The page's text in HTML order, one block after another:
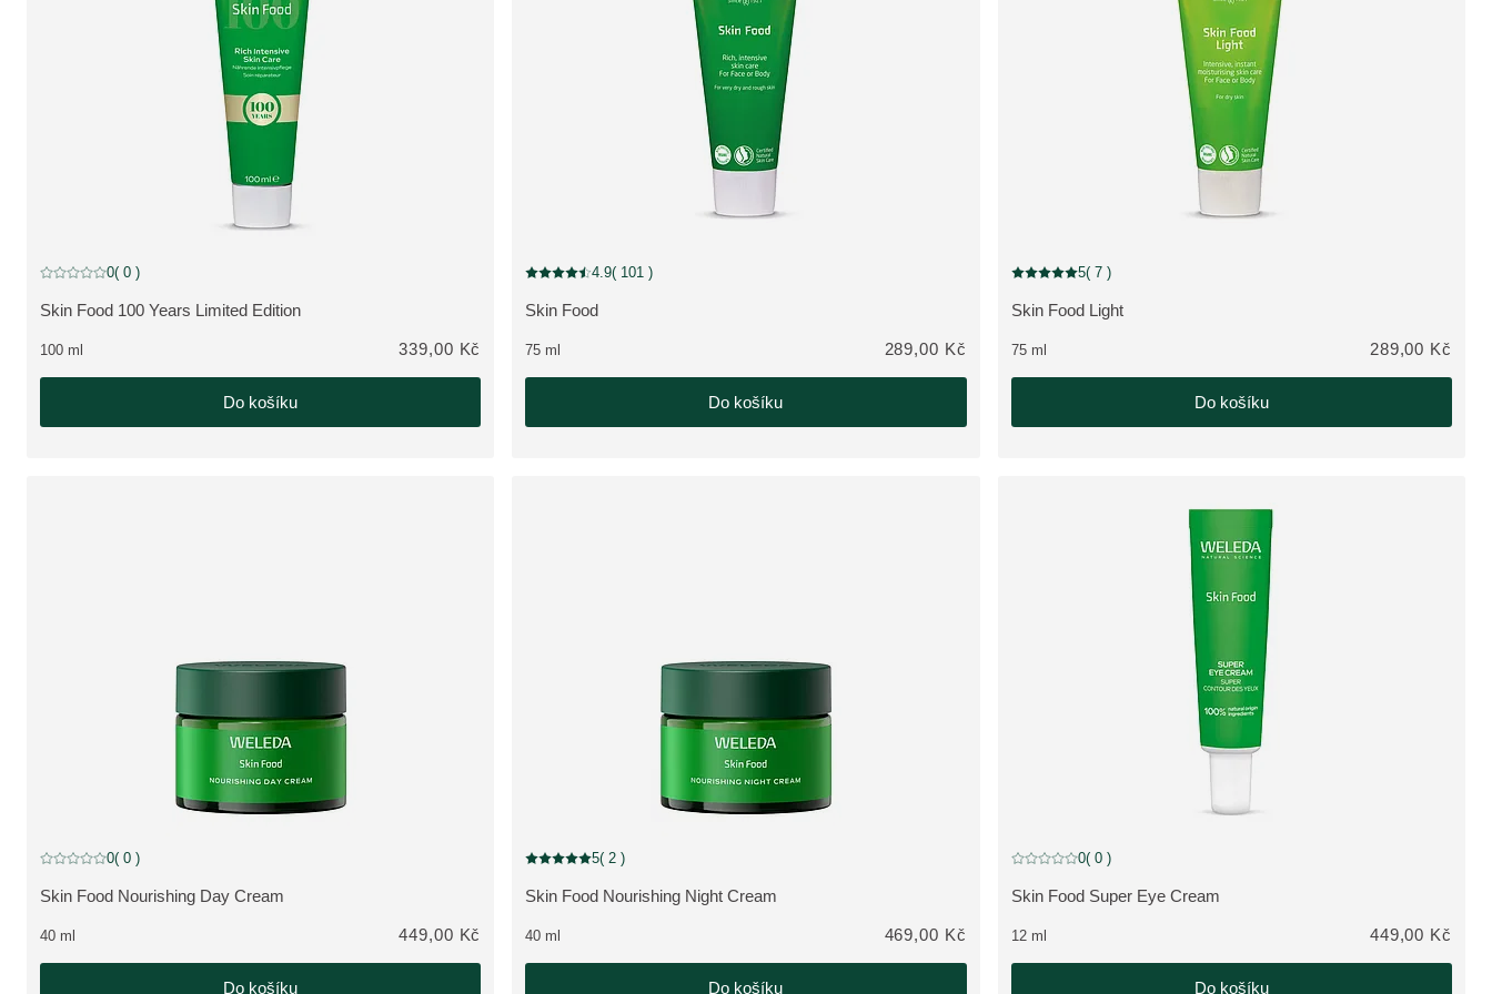
ZOBRAZIT PRODUKT:
Skin Food 100 Years Limited Edition
Aktuální hodnocení: 0 z 5 hvězdiček hodnoceno 0 zákazníky
0( 0 )
100 ml 339,00 Kč
Do košíku
ZOBRAZIT PRODUKT:
Skin Food
Aktuální hodnocení: 4.9 z 5 hvězdiček hodnoceno 101 zákazníky
4.9( 101 )
75 ml 289,00 Kč
Do košíku
ZOBRAZIT PRODUKT:
Skin Food Light
Aktuální hodnocení: 5 z 5 hvězdiček hodnoceno 7 zákazníky
5( 7 )
75 ml 289,00 Kč
Do košíku
ZOBRAZIT PRODUKT:
Skin Food Nourishing Day Cream
Aktuální hodnocení: 0 z 5 hvězdiček hodnoceno 0 zákazníky
0( 0 )
40 ml 449,00 Kč
Do košíku
ZOBRAZIT PRODUKT:
Skin Food Nourishing Night Cream
Aktuální hodnocení: 5 z 5 hvězdiček hodnoceno 2 zákazníky
5( 2 )
40 ml 469,00 Kč
Do košíku
ZOBRAZIT PRODUKT:
Skin Food Super Eye Cream
Aktuální hodnocení: 0 z 5 hvězdiček hodnoceno 0 zákazníky
0( 0 )
12 ml 449,00 Kč
Do košíku